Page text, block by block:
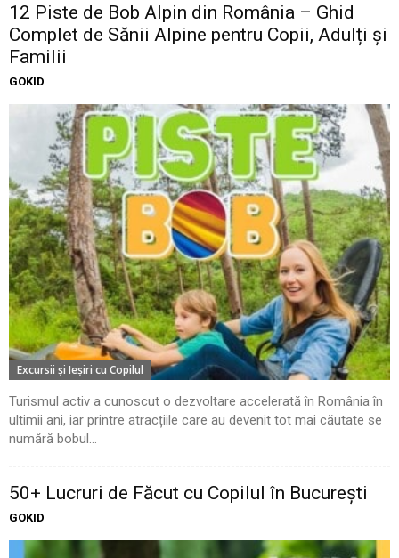
12 Piste de Bob Alpin din România – Ghid
Complet de Sănii Alpine pentru Copii, Adulți și
Familii
GOKID
Excursii şi Ieşiri cu Copilul
Turismul activ a cunoscut o dezvoltare accelerată în România în
ultimii ani, iar printre atracțiile care au devenit tot mai căutate se
numără bobul...
50+ Lucruri de Făcut cu Copilul în București
GOKID